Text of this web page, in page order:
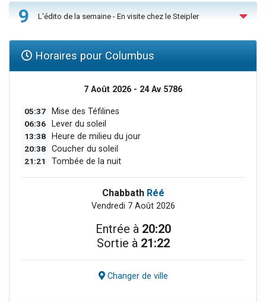
9 L'édito de la semaine - En visite chez le Steipler
Horaires pour Columbus
7 Août 2026 - 24 Av 5786
05:37 Mise des Téfilines
06:36 Lever du soleil
13:38 Heure de milieu du jour
20:38 Coucher du soleil
21:21 Tombée de la nuit
Chabbath Réé
Vendredi 7 Août 2026
Entrée à 20:20
Sortie à 21:22
Changer de ville